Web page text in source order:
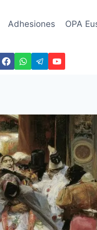
Adhesiones OPA